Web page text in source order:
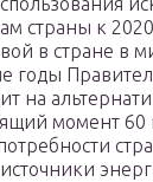
страны к
в стране в
годы
на
момент 60